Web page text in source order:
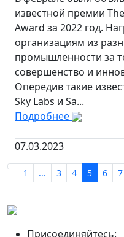
известной премии
Award за 2022 год.
организациям из
промышленности за
совершенство и
Опередив такие
Sky Labs и Sa...
Подробнее
07.03.2023
1 ... 3 4 5 6 7
Присоединяйтесь: